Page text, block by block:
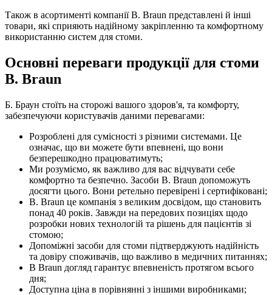
Також в асортименті компанії B. Braun представлені й інші
товари, які сприяють надійному закріпленню та комфортному
використанню систем для стоми.
Основні переваги продукції для стоми
B. Braun
Б. Браун стоїть на сторожі вашого здоров'я, та комфорту,
забезпечуючи користувачів даними перевагами:
Розроблені для сумісності з різними системами. Це
означає, що ви можете бути впевнені, що вони
безперешкодно працюватимуть;
Ми розуміємо, як важливо для вас відчувати себе
комфортно та безпечно. Засоби B. Braun допоможуть
досягти цього. Вони ретельно перевірені і сертифіковані;
B. Braun це компанія з великим досвідом, що становить
понад 40 років. Завжди на передових позиціях щодо
розробки нових технологій та рішень для пацієнтів зі
стомою;
Допоміжні засоби для стоми підтверджують надійність
та довіру споживачів, що важливо в медичних питаннях;
B Braun догляд гарантує впевненість протягом всього
дня;
Доступна ціна в порівнянні з іншими виробниками;